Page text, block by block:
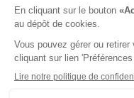
Obtenir